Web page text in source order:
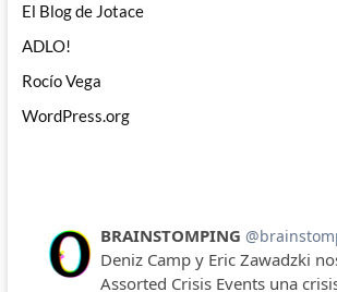
El Blog de Jotace
ADLO!
Rocío Vega
WordPress.org